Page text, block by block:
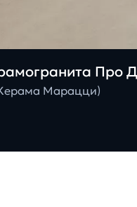
Про
Марацци)